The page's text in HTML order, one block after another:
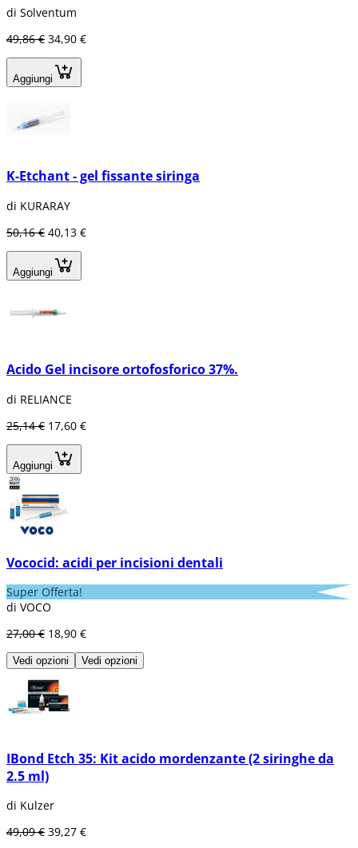
di Solventum
49,86 € 34,90 €
Aggiungi
K-Etchant - gel fissante siringa
di KURARAY
50,16 € 40,13 €
Aggiungi
Acido Gel incisore ortofosforico 37%.
di RELIANCE
25,14 € 17,60 €
Aggiungi
Vococid: acidi per incisioni dentali
Super Offerta!
di VOCO
27,00 € 18,90 €
Vedi opzioni Vedi opzioni
IBond Etch 35: Kit acido mordenzante (2 siringhe da
2.5 ml)
di Kulzer
49,09 € 39,27 €